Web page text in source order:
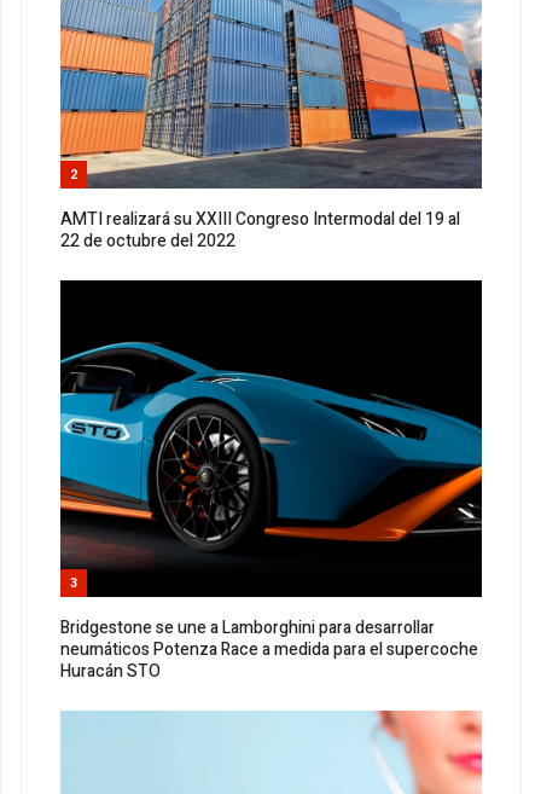
2
AMTI realizará su XXIII Congreso Intermodal del 19 al
22 de octubre del 2022
3
Bridgestone se une a Lamborghini para desarrollar
neumáticos Potenza Race a medida para el supercoche
Huracán STO